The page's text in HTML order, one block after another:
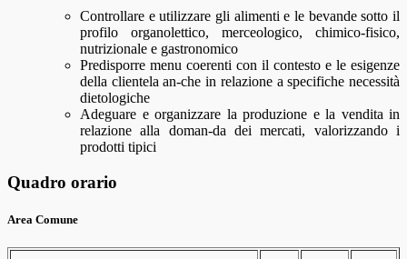
Controllare e utilizzare gli alimenti e le bevande sotto il
profilo organolettico, merceologico, chimico-fisico,
nutrizionale e gastronomico
Predisporre menu coerenti con il contesto e le esigenze
della clientela an-che in relazione a specifiche necessità
dietologiche
Adeguare e organizzare la produzione e la vendita in
relazione alla doman-da dei mercati, valorizzando i
prodotti tipici
Quadro orario
Area Comune